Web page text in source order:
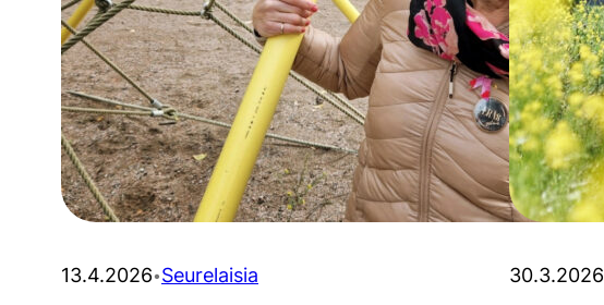
13.4.2026•Seurelaisia 30.3.2026